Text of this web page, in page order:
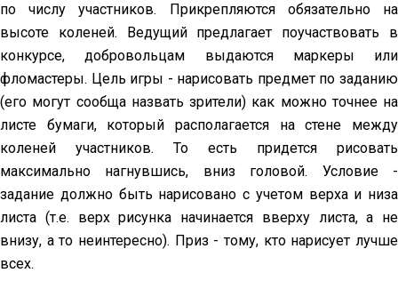
по числу участников. Прикрепляются обязательно на
высоте коленей. Ведущий предлагает поучаствовать в
конкурсе, добровольцам выдаются маркеры или
фломастеры. Цель игры - нарисовать предмет по заданию
(его могут сообща назвать зрители) как можно точнее на
листе бумаги, который располагается на стене между
коленей участников. То есть придется рисовать
максимально нагнувшись, вниз головой. Условие -
задание должно быть нарисовано с учетом верха и низа
листа (т.е. верх рисунка начинается вверху листа, а не
внизу, а то неинтересно). Приз - тому, кто нарисует лучше
всех.